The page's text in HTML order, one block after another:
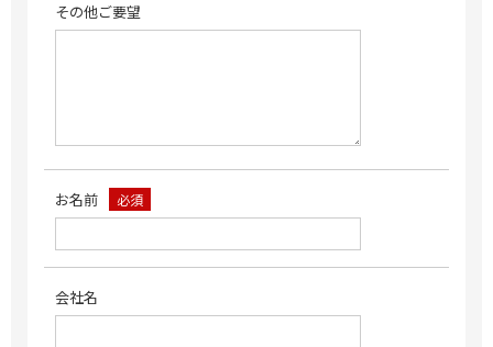
その他ご要望
お名前 必須
会社名